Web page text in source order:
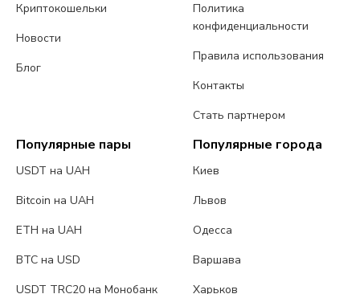
Криптокошельки
Новости
Блог
Политика
конфиденциальности
Правила использования
Контакты
Стать партнером
Популярные пары
USDT на UAH
Bitcoin на UAH
ETH на UAH
BTC на USD
USDT TRC20 на Монобанк
Популярные города
Киев
Львов
Одесса
Варшава
Харьков